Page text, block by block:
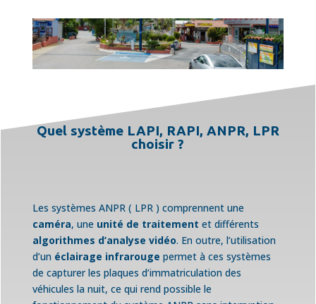
Quel système LAPI, RAPI, ANPR, LPR
choisir ?
Les systèmes ANPR ( LPR ) comprennent une
caméra, une unité de traitement et différents
algorithmes d’analyse vidéo. En outre, l’utilisation
d’un éclairage infrarouge permet à ces systèmes
de capturer les plaques d’immatriculation des
véhicules la nuit, ce qui rend possible le